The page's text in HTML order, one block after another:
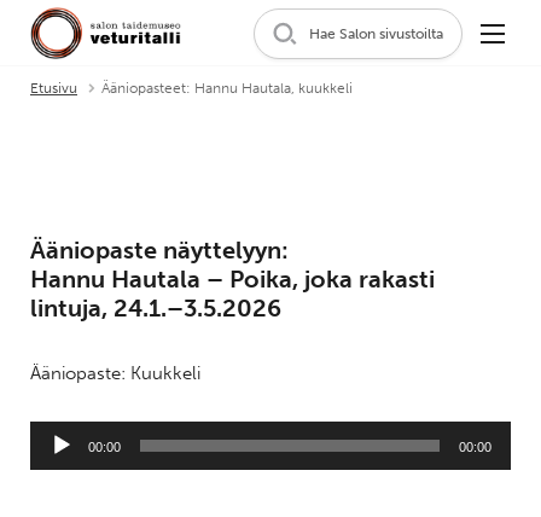
Hae Salon sivustoilta
Etusivu Ääniopasteet: Hannu Hautala, kuukkeli
Ääniopaste näyttelyyn:
Hannu Hautala – Poika, joka rakasti
lintuja, 24.1.–3.5.2026
Ääniopaste: Kuukkeli
Äänitoistin
00:00 00:00